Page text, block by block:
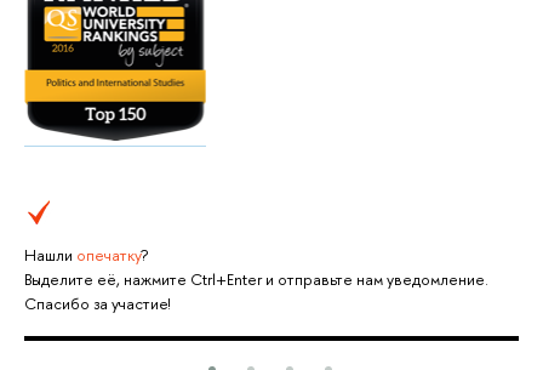
Нашли опечатку?
Выделите её, нажмите Ctrl+Enter и отправьте нам уведомление.
Спасибо за участие!